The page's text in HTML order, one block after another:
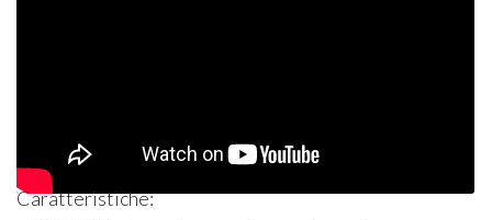
Caratteristiche: